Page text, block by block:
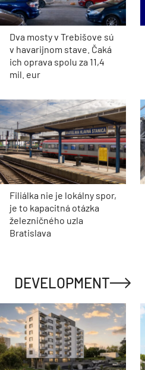
Dva mosty v Trebišove sú
v havarijnom stave. Čaká
ich oprava spolu za 11,4
mil. eur
Filiálka nie je lokálny spor,
je to kapacitná otázka
železničného uzla
Bratislava
DEVELOPMENT